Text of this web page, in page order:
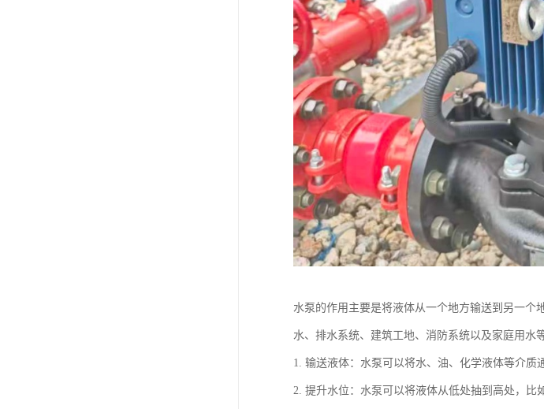
水泵的作用主要是将液体从一个地方输送到另一个
水、排水系统、建筑工地、消防系统以及家庭用水
1. 输送液体：水泵可以将水、油、化学液体等介质
2. 提升水位：水泵可以将液体从低处抽到高处，比